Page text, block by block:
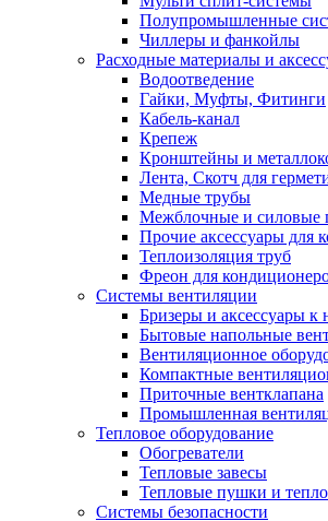
Полупромышленные
Чиллеры и фанкойлы
Расходные материалы и
Водоотведение
Гайки, Муфты, Фитинги
Кабель-канал
Крепеж
Кронштейны и
Лента, Скотч для
Медные трубы
Межблочные и силовые
Прочие аксессуары для
Теплоизоляция труб
Фреон для
Системы вентиляции
Бризеры и аксессуары к
Бытовые напольные
Вентиляционное
Компактные
Приточные вентклапана
Промышленная
Тепловое оборудование
Обогреватели
Тепловые завесы
Тепловые пушки и
Системы безопасности